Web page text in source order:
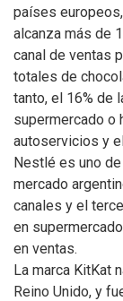
países
alcanza más de
canal de ventas
totales de
tanto, el 16% de
supermercado o
autoservicios y
Nestlé es uno
mercado
canales y el
en
en ventas.
La marca KitKat
Reino Unido, y